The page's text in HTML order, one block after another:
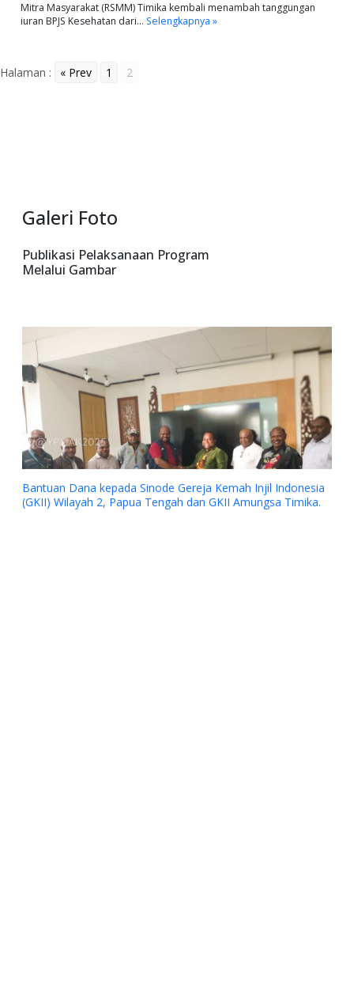
Mitra Masyarakat (RSMM) Timika kembali menambah tanggungan
iuran BPJS Kesehatan dari… Selengkapnya »
Halaman : « Prev 1 2
Galeri Foto
Publikasi Pelaksanaan Program
Melalui Gambar
Bantuan Dana kepada Sinode Gereja Kemah Injil Indonesia